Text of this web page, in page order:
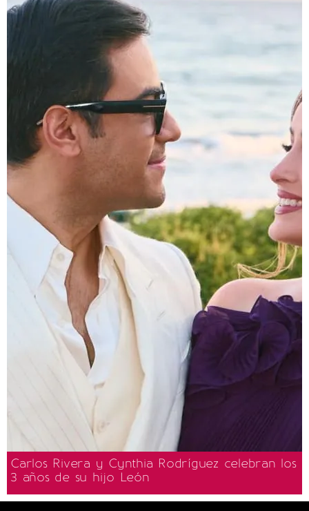
Carlos Rivera y Cynthia Rodríguez celebran los
3 años de su hijo León